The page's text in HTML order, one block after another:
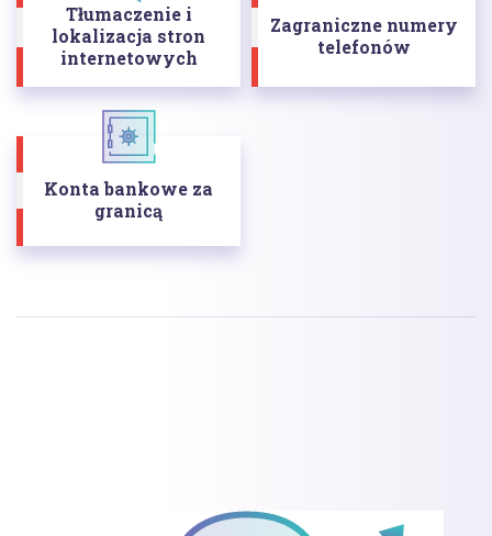
Tłumaczenie i
lokalizacja stron
internetowych
Zagraniczne numery
telefonów
Konta bankowe za
granicą